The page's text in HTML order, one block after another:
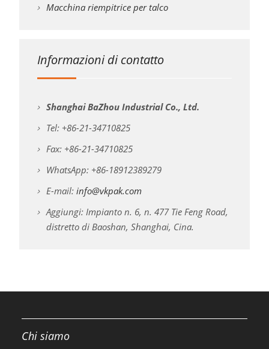
Macchina riempitrice per talco
Informazioni di contatto
Shanghai BaZhou Industrial Co., Ltd.
Tel: +86-21-34710825
Fax: +86-21-34710825
WhatsApp: +86-18912389279
E-mail: info@vkpak.com
Aggiungi: Impianto n. 6, n. 477 Tie Feng Road,
distretto di Baoshan, Shanghai, Cina.
Chi siamo